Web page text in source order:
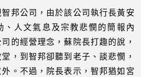
邦公司，由於該公司執行長黃安
、人文氣息及宗教悲憫的簡報內
的經營理念，蘇院長打趣的說，
，到智邦卻聽到老子、談悲憫，
。不過，院長表示，智邦猶如宮